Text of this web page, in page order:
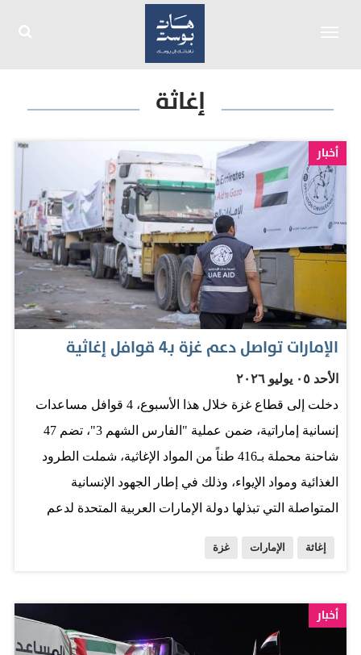
إغاثة
أخبار
الإمارات تواصل دعم غزة بـ4 قوافل إغاثية
الأحد ٠٥ يوليو ٢٠٢٦
دخلت إلى قطاع غزة خلال هذا الأسبوع، 4 قوافل مساعدات
إنسانية إماراتية، ضمن عملية "الفارس الشهم 3"، تضم 47
شاحنة محملة بـ416 طناً من المواد الإغاثية، شملت الطرود
الغذائية ومواد الإيواء، وذلك في إطار الجهود الإنسانية
المتواصلة التي تبذلها دولة الإمارات العربية المتحدة لدعم
الإنسانية الإماراتي، وفق منظومة عمل متكاملة تضمن سرعة
تجهيز المساعدات وفرزها وتحريكها، بما يلبي الاحتياجات
إغاثة الإمارات غزة
أخبار